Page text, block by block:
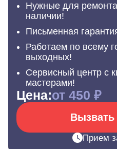
Нужные для ремонта
наличии!
Письменная
Работаем по всему
выходных!
Сервисный центр с
мастерами!
Цена:от 450 ₽
Вызвать
Прием